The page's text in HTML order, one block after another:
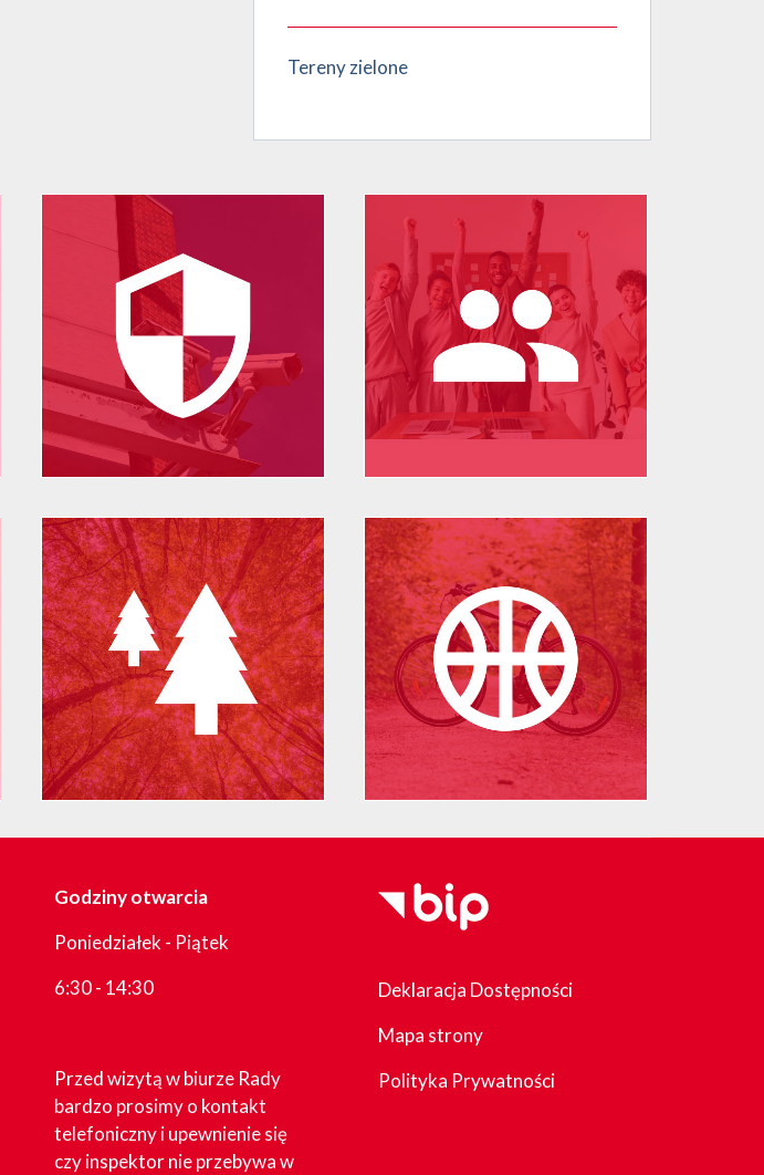
Tereny zielone
Godziny otwarcia
Poniedziałek - Piątek
6:30 - 14:30
Przed wizytą w biurze Rady
bardzo prosimy o kontakt
telefoniczny i upewnienie się
czy inspektor nie przebywa w
Deklaracja Dostępności
Mapa strony
Polityka Prywatności